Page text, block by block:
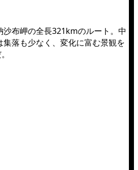
沙布岬の全長321kmのルート。中
落も少なく、変化に富む景観を